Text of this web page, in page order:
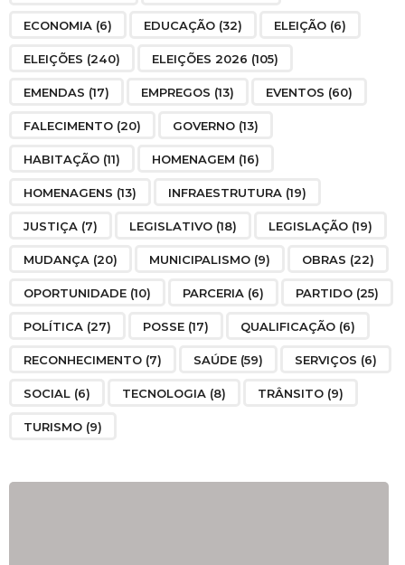
ECONOMIA (6) EDUCAÇÃO (32) ELEIÇÃO (6)
ELEIÇÕES (240) ELEIÇÕES 2026 (105)
EMENDAS (17) EMPREGOS (13) EVENTOS (60)
FALECIMENTO (20) GOVERNO (13)
HABITAÇÃO (11) HOMENAGEM (16)
HOMENAGENS (13) INFRAESTRUTURA (19)
JUSTIÇA (7) LEGISLATIVO (18) LEGISLAÇÃO (19)
MUDANÇA (20) MUNICIPALISMO (9) OBRAS (22)
OPORTUNIDADE (10) PARCERIA (6) PARTIDO (25)
POLÍTICA (27) POSSE (17) QUALIFICAÇÃO (6)
RECONHECIMENTO (7) SAÚDE (59) SERVIÇOS (6)
SOCIAL (6) TECNOLOGIA (8) TRÂNSITO (9)
TURISMO (9)